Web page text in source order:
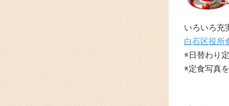
いろいろ充
白石区役所
※日替わり
※定食写真